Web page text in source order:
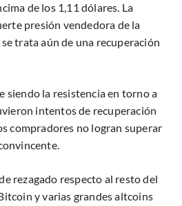
de los 1,11 dólares. La
presión vendedora de la
trata aún de una recuperación
siendo la resistencia en torno a
intentos de recuperación
compradores no logran superar
rezagado respecto al resto del
y varias grandes altcoins